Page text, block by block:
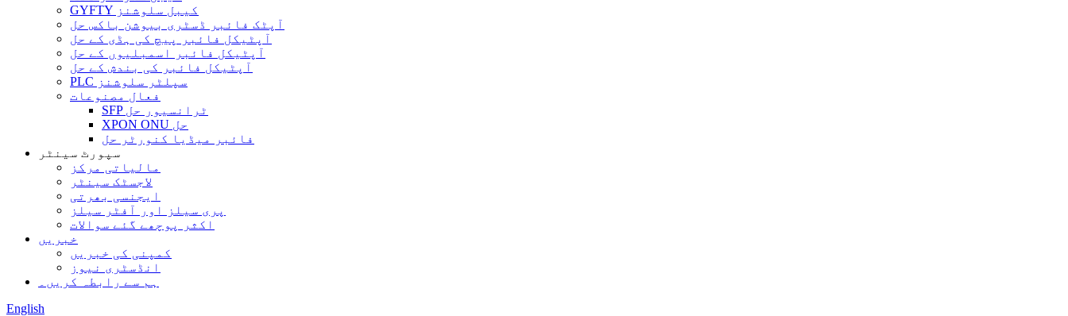
GYFTY کیبل سلوشنز
آپٹک فائبر ڈسٹری بیوشن باکس حل
آپٹیکل فائبر پیچ کی ہڈی کے حل
آپٹیکل فائبر اسمبلیوں کے حل
آپٹیکل فائبر کی بندش کے حل
PLC سپلٹر سلوشنز
فعال مصنوعات
SFP ٹرانسیور حل
XPON ONU حل
فائبر میڈیا کنورٹر حل
سپورٹ سینٹر
مالیاتی مرکز
لاجسٹک سینٹر
ایجنسی بھرتی
پری سیلز اور آفٹر سیلز
اکثر پوچھے گئے سوالات
خبریں
کمپنی کی خبریں
انڈسٹری نیوز
ہم سے رابطہ کریں۔
English